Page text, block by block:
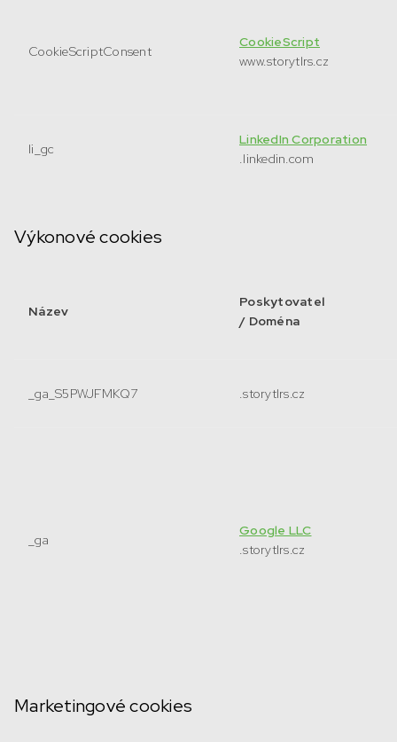
CookieScriptConsent
CookieScript
www.storytlrs.cz
li_gc
LinkedIn Corporation
.linkedin.com
Výkonové cookies
Název
Poskytovatel
/ Doména
_ga_S5PWJFMKQ7 .storytlrs.cz
_ga
Google LLC
.storytlrs.cz
Marketingové cookies